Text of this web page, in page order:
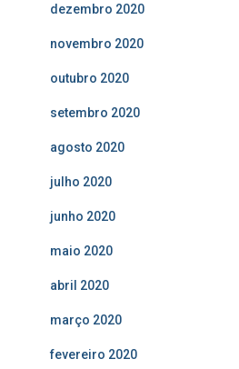
dezembro 2020
novembro 2020
outubro 2020
setembro 2020
agosto 2020
julho 2020
junho 2020
maio 2020
abril 2020
março 2020
fevereiro 2020